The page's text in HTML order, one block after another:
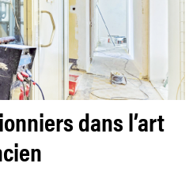
dans l’art